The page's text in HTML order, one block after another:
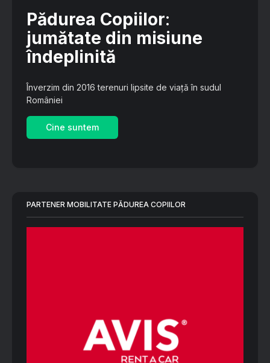
Pădurea Copiilor:
jumătate din misiune
îndeplinită
Înverzim din 2016 terenuri lipsite de viață în sudul
României
Cine suntem
PARTENER MOBILITATE PĂDUREA COPIILOR